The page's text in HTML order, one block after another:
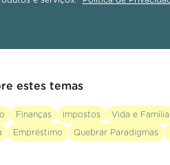
estes temas
Finanças Impostos Vida e Família
Empréstimo Quebrar Paradigmas